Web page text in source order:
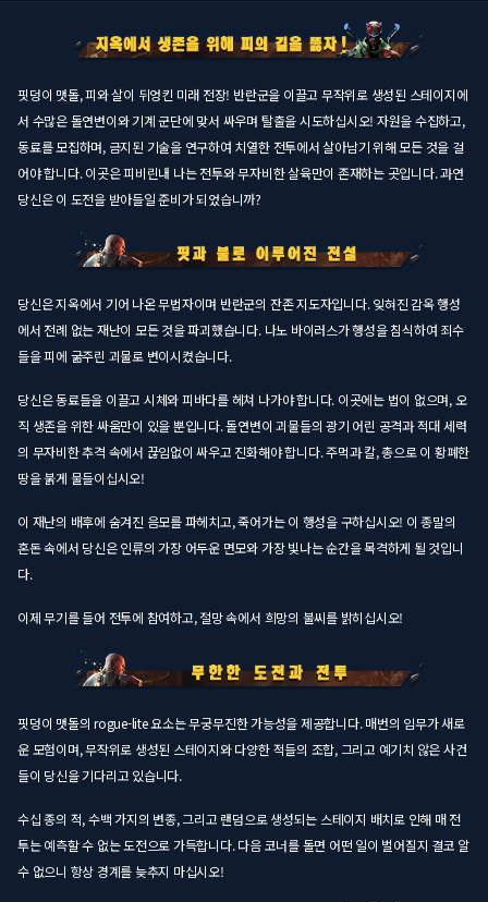
핏덩이 맷돌, 피와 살이 뒤엉킨 미래 전장! 반란군을 이끌고 무작위로 생성된 스테이지에
서 수많은 돌연변이와 기계 군단에 맞서 싸우며 탈출을 시도하십시오! 자원을 수집하고,
동료를 모집하며, 금지된 기술을 연구하여 치열한 전투에서 살아남기 위해 모든 것을 걸
어야 합니다. 이곳은 피비린내 나는 전투와 무자비한 살육만이 존재하는 곳입니다. 과연
당신은 이 도전을 받아들일 준비가 되었습니까?
당신은 지옥에서 기어 나온 무법자이며 반란군의 잔존 지도자입니다. 잊혀진 감옥 행성
에서 전례 없는 재난이 모든 것을 파괴했습니다. 나노 바이러스가 행성을 침식하여 죄수
들을 피에 굶주린 괴물로 변이시켰습니다.
당신은 동료들을 이끌고 시체와 피바다를 헤쳐 나가야 합니다. 이곳에는 법이 없으며, 오
직 생존을 위한 싸움만이 있을 뿐입니다. 돌연변이 괴물들의 광기 어린 공격과 적대 세력
의 무자비한 추격 속에서 끊임없이 싸우고 진화해야 합니다. 주먹과 칼, 총으로 이 황폐한
땅을 붉게 물들이십시오!
이 재난의 배후에 숨겨진 음모를 파헤치고, 죽어가는 이 행성을 구하십시오! 이 종말의
혼돈 속에서 당신은 인류의 가장 어두운 면모와 가장 빛나는 순간을 목격하게 될 것입니
다.
이제 무기를 들어 전투에 참여하고, 절망 속에서 희망의 불씨를 밝히십시오!
핏덩이 맷돌의 rogue-lite 요소는 무궁무진한 가능성을 제공합니다. 매번의 임무가 새로
운 모험이며, 무작위로 생성된 스테이지와 다양한 적들의 조합, 그리고 예기치 않은 사건
들이 당신을 기다리고 있습니다.
수십 종의 적, 수백 가지의 변종, 그리고 랜덤으로 생성되는 스테이지 배치로 인해 매 전
투는 예측할 수 없는 도전으로 가득합니다. 다음 코너를 돌면 어떤 일이 벌어질지 결코 알
수 없으니 항상 경계를 늦추지 마십시오!